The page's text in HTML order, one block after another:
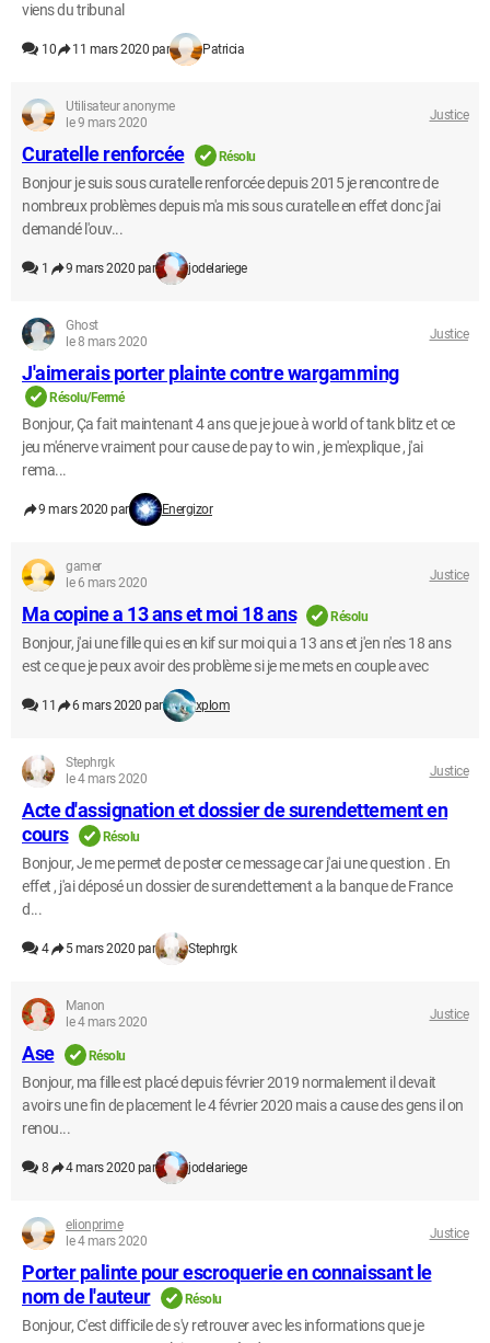
viens du tribunal
10 11 mars 2020 par Patricia
Utilisateur anonyme
le 9 mars 2020
Justice
Curatelle renforcée Résolu
Bonjour je suis sous curatelle renforcée depuis 2015 je rencontre de
nombreux problèmes depuis m'a mis sous curatelle en effet donc j'ai
demandé l'ouv...
1 9 mars 2020 par jodelariege
Ghost
le 8 mars 2020
Justice
J'aimerais porter plainte contre wargamming
Résolu/Fermé
Bonjour, Ça fait maintenant 4 ans que je joue à world of tank blitz et ce
jeu m'énerve vraiment pour cause de pay to win , je m'explique , j'ai
rema...
9 mars 2020 par Energizor
gamer
le 6 mars 2020
Justice
Ma copine a 13 ans et moi 18 ans Résolu
Bonjour, j'ai une fille qui es en kif sur moi qui a 13 ans et j'en n'es 18 ans
est ce que je peux avoir des problème si je me mets en couple avec
11 6 mars 2020 par xplom
Stephrgk
le 4 mars 2020
Justice
Acte d'assignation et dossier de surendettement en
cours
Résolu
Bonjour, Je me permet de poster ce message car j'ai une question . En
effet , j'ai déposé un dossier de surendettement a la banque de France
d...
4 5 mars 2020 par Stephrgk
Manon
le 4 mars 2020
Justice
Ase Résolu
Bonjour, ma fille est placé depuis février 2019 normalement il devait
avoirs une fin de placement le 4 février 2020 mais a cause des gens il on
renou...
8 4 mars 2020 par jodelariege
elionprime
le 4 mars 2020
Justice
Porter palinte pour escroquerie en connaissant le
nom de l'auteur
Résolu
Bonjour, C'est difficile de s'y retrouver avec les informations que je